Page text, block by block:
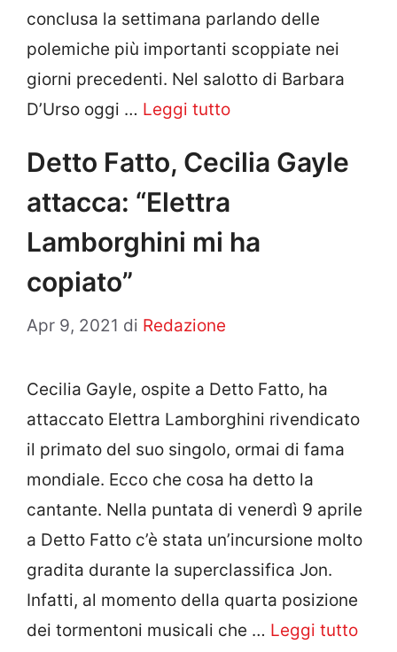
conclusa la settimana parlando delle
polemiche più importanti scoppiate nei
giorni precedenti. Nel salotto di Barbara
D’Urso oggi … Leggi tutto
Detto Fatto, Cecilia Gayle
attacca: “Elettra
Lamborghini mi ha
copiato”
Apr 9, 2021 di Redazione
Cecilia Gayle, ospite a Detto Fatto, ha
attaccato Elettra Lamborghini rivendicato
il primato del suo singolo, ormai di fama
mondiale. Ecco che cosa ha detto la
cantante. Nella puntata di venerdì 9 aprile
a Detto Fatto c’è stata un’incursione molto
gradita durante la superclassifica Jon.
Infatti, al momento della quarta posizione
dei tormentoni musicali che … Leggi tutto